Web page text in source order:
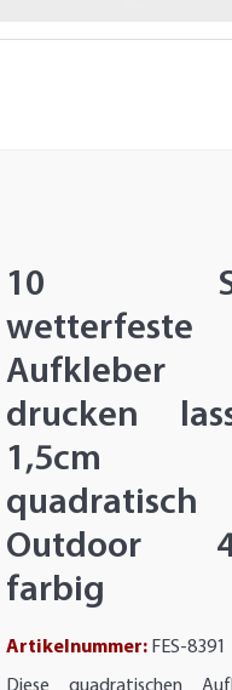
10
wetterfeste
Aufkleber
drucken
1,5cm
quadratisch
Outdoor
farbig
Artikelnummer: FES-8391
Diese quadratischen